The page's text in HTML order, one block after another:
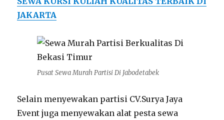
JAKARTA
Pusat Sewa Murah Partisi Di Jabodetabek
Selain menyewakan partisi CV.Surya Jaya
Event juga menyewakan alat pesta sewa